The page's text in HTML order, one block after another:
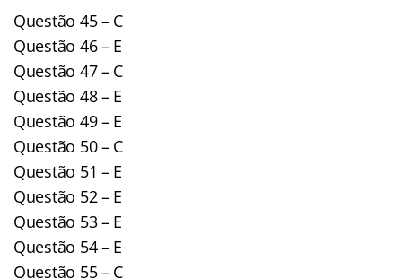
Questão 45 – C
Questão 46 – E
Questão 47 – C
Questão 48 – E
Questão 49 – E
Questão 50 – C
Questão 51 – E
Questão 52 – E
Questão 53 – E
Questão 54 – E
Questão 55 – C